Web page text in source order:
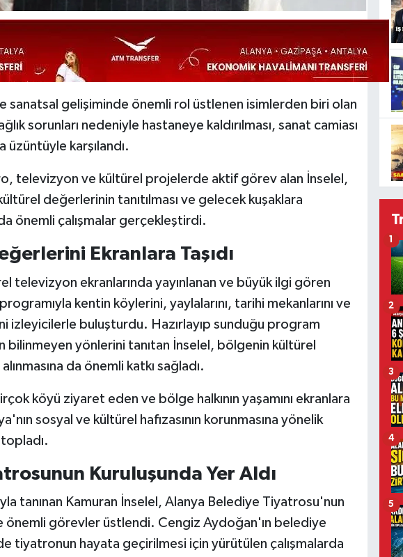
sanatsal gelişiminde önemli rol üstlenen isimlerden biri olan
sorunları nedeniyle hastaneye kaldırılması, sanat camiası
üzüntüyle karşılandı.
televizyon ve kültürel projelerde aktif görev alan İnselel,
değerlerinin tanıtılması ve gelecek kuşaklara
önemli çalışmalar gerçekleştirdi.
Ekranlara Taşıdı
televizyon ekranlarında yayınlanan ve büyük ilgi gören
kentin köylerini, yaylalarını, tarihi mekanlarını ve
izleyicilerle buluşturdu. Hazırlayıp sunduğu program
bilinmeyen yönlerini tanıtan İnselel, bölgenin kültürel
alınmasına da önemli katkı sağladı.
köyü ziyaret eden ve bölge halkının yaşamını ekranlara
sosyal ve kültürel hafızasının korunmasına yönelik
Kuruluşunda Yer Aldı
tanınan Kamuran İnselel, Alanya Belediye Tiyatrosu'nun
önemli görevler üstlendi. Cengiz Aydoğan'ın belediye
tiyatronun hayata geçirilmesi için yürütülen çalışmalarda
1
2
3
4
5